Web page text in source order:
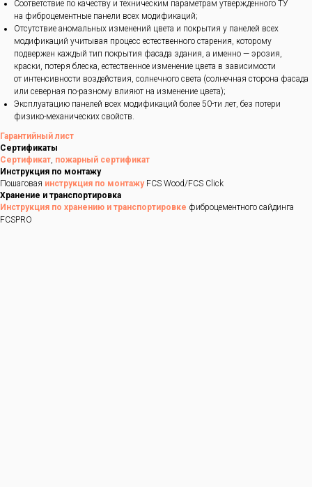
Соответствие по качеству и техническим параметрам утвержденного ТУ
на фиброцементные панели всех модификаций;
Отсутствие аномальных изменений цвета и покрытия у панелей всех
модификаций учитывая процесс естественного старения, которому
подвержен каждый тип покрытия фасада здания, а именно — эрозия,
краски, потеря блеска, естественное изменение цвета в зависимости
от интенсивности воздействия, солнечного света (солнечная сторона фасада
или северная по-разному влияют на изменение цвета);
Эксплуатацию панелей всех модификаций более 50-ти лет, без потери
физико-механических свойств.
Гарантийный лист
Сертификаты
Сертификат, пожарный сертификат
Инструкция по монтажу
Пошаговая инструкция по монтажуFCS Wood/FCS Click
Хранение и транспортировка
Инструкция по хранению и транспортировке фиброцементного сайдинга
FCSPRO